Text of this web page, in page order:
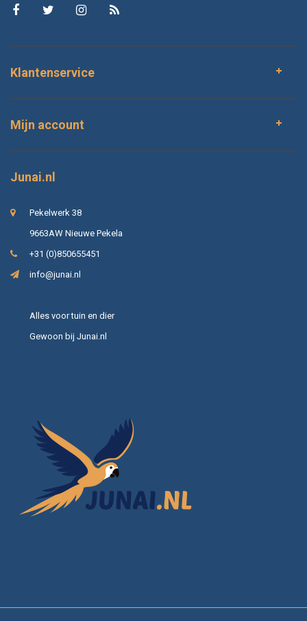
Klantenservice
Mijn account
Junai.nl
Pekelwerk 38
9663AW Nieuwe Pekela
+31 (0)850655451
info@junai.nl
Alles voor tuin en dier
Gewoon bij Junai.nl